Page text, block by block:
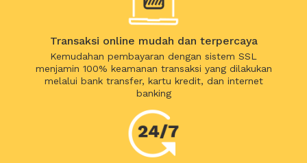
Transaksi online mudah dan terpercaya
Kemudahan pembayaran dengan sistem SSL
menjamin 100% keamanan transaksi yang dilakukan
melalui bank transfer, kartu kredit, dan internet
banking